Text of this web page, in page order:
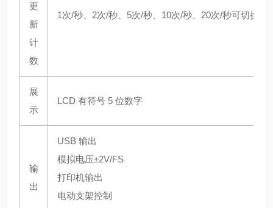
更
新
计
数
1次/秒、2次/秒、5次/秒、10次/秒、20次/秒可切换
展
示
LCD 有符号 5 位数字
输
出
USB 输出
模拟电压±2V/FS
打印机输出
电动支架控制